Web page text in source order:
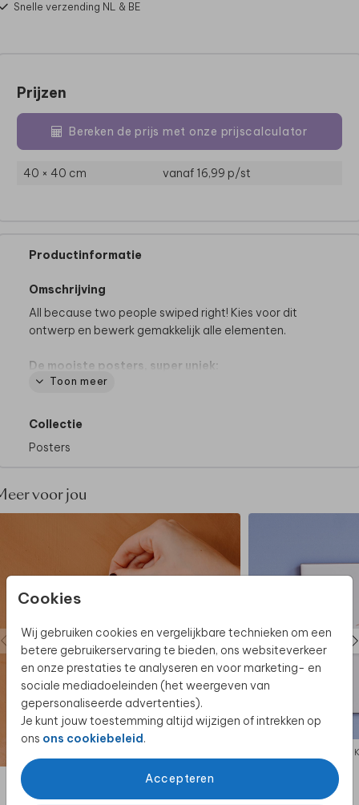
Cookies
Wij gebruiken cookies en vergelijkbare technieken om een
betere gebruikerservaring te bieden, ons websiteverkeer
en onze prestaties te analyseren en voor marketing- en
sociale mediadoeleinden (het weergeven van
gepersonaliseerde advertenties).
Je kunt jouw toestemming altijd wijzigen of intrekken op
ons ons cookiebeleid.
Accepteren
Snelle verzending NL & BE
Prijzen
Bereken de prijs met onze prijscalculator
40 × 40 cm vanaf 16,99 p/st
Productinformatie
Omschrijving
All because two people swiped right! Kies voor dit
ontwerp en bewerk gemakkelijk alle elementen.
De mooiste posters, super uniek:
• Volledig bewerkbaar en te personaliseren
• Zonder foliedruk
De getoonde lijst is als voorbeeld en wordt
bij bijvoorbeeld Ikea, Hema of bol.com
Toon meer
Collectie
Posters
voor jou